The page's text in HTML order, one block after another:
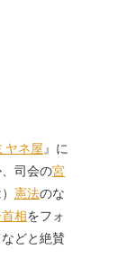
ヤネ屋 』に
司会の宮
憲法のな
相をフォ
どと絶賛